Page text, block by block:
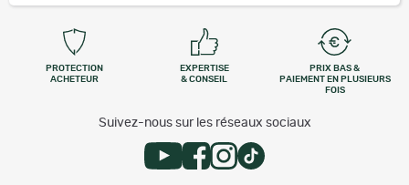
PROTECTION
ACHETEUR
EXPERTISE
& CONSEIL
PRIX BAS &
PAIEMENT EN PLUSIEURS
FOIS
Suivez-nous sur les réseaux sociaux